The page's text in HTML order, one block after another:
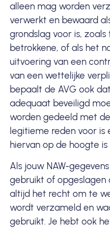
alleen mag worden
verwerkt en bewaard
grondslag voor is,
betrokkene, of als het
uitvoering van een
van een wettelijke
bepaalt de AVG ook
adequaat beveiligd
worden gedeeld met
legitieme reden voor is
hiervan op de hoogte is
Als jouw NAW-
gebruikt of opgeslagen
altijd het recht om te
wordt verzameld en
gebruikt. Je hebt ook